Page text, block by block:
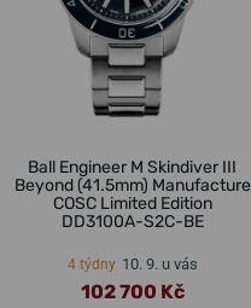
Ball Engineer M Skindiver III
Beyond (41.5mm) Manufacture
COSC Limited Edition
DD3100A-S2C-BE
4 týdny 10. 9. u vás
102 700 Kč